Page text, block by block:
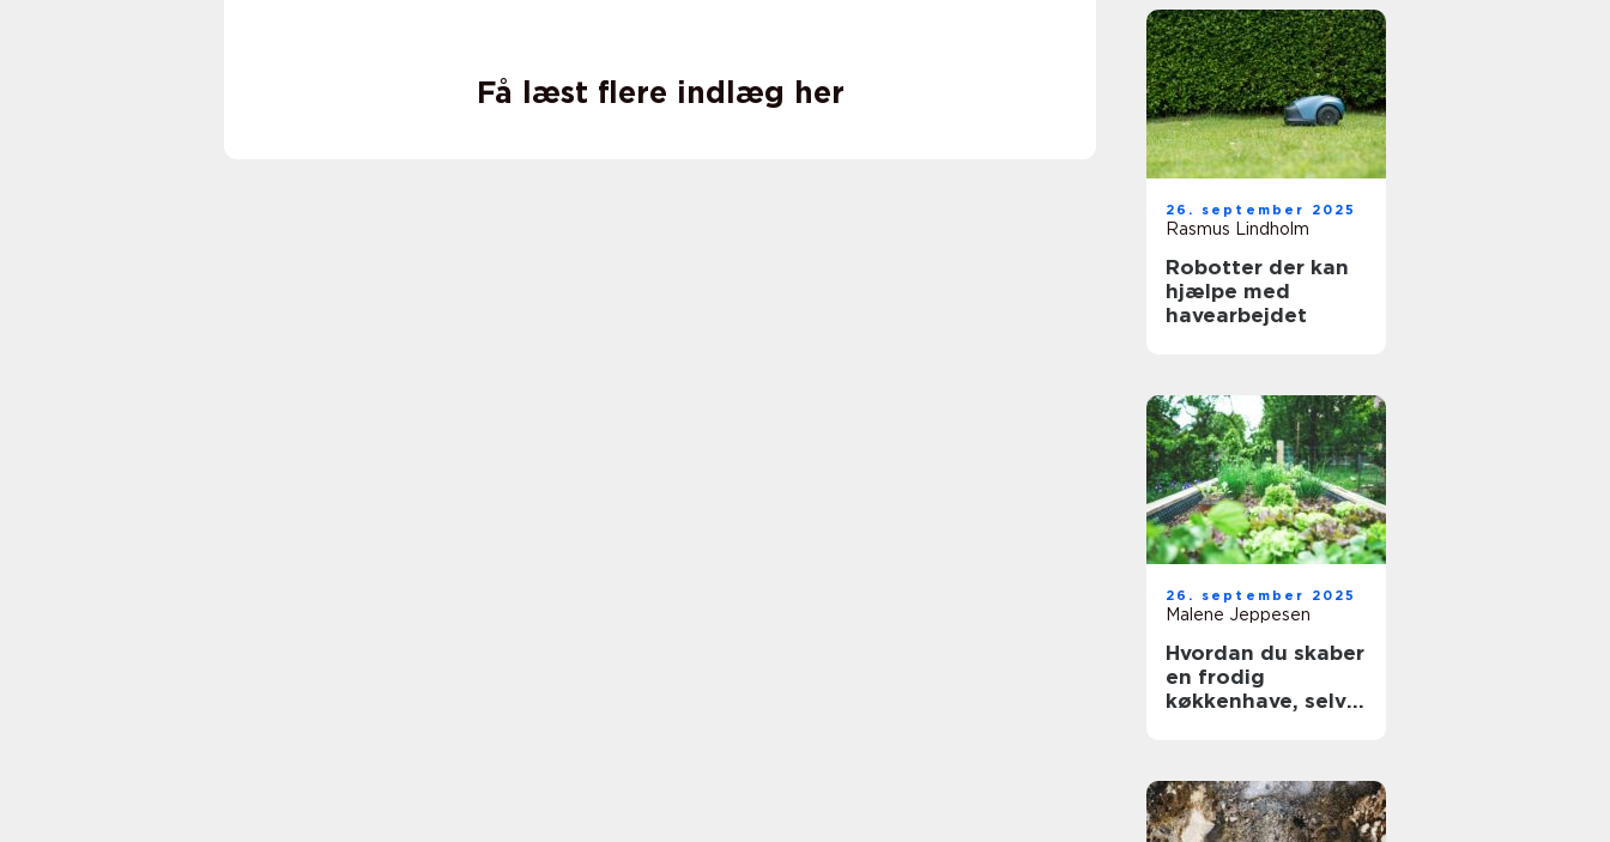
Få læst flere indlæg her
26. september 2025
Rasmus Lindholm
Robotter der kan
hjælpe med
havearbejdet
26. september 2025
Malene Jeppesen
Hvordan du skaber
en frodig
køkkenhave, selv